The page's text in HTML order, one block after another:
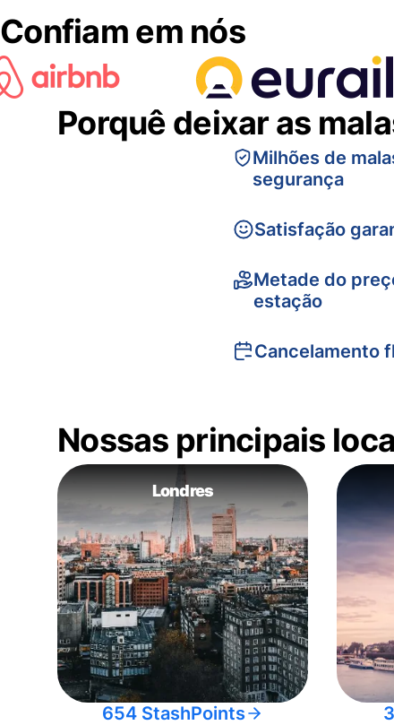
Confiam em nós
Porquê deixar as
Milhões de
segurança
Satisfação
Metade do
estação
Cancelamento
Nossas principais
Londres
654 StashPoints